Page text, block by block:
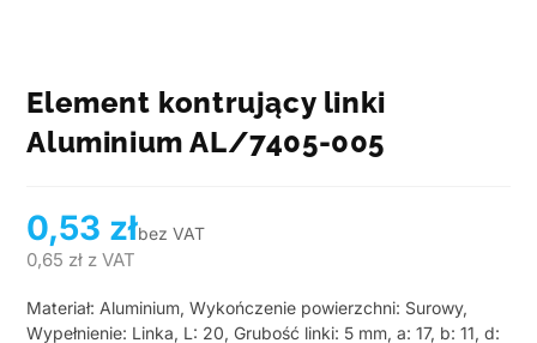
Element kontrujący linki
Aluminium AL/7405-005
0,53 złbez VAT
0,65 zł z VAT
Materiał: Aluminium, Wykończenie powierzchni: Surowy,
Wypełnienie: Linka, L: 20, Grubość linki: 5 mm, a: 17, b: 11, d: